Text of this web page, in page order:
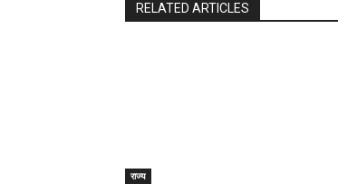
RELATED ARTICLES
राज्य